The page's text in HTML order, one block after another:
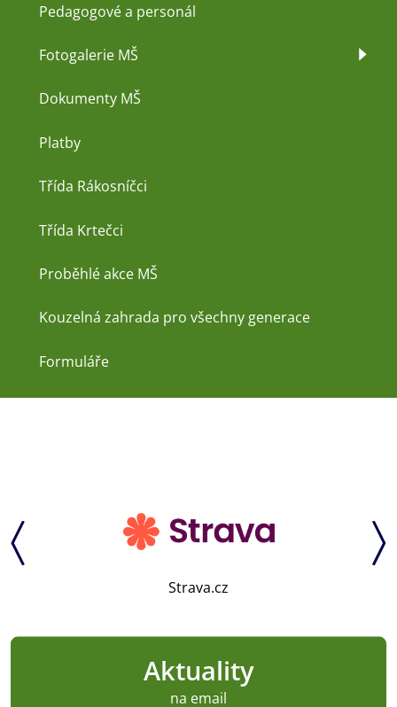
Pedagogové a personál
Fotogalerie MŠ
Dokumenty MŠ
Platby
Třída Rákosníčci
Třída Krtečci
Proběhlé akce MŠ
Kouzelná zahrada pro všechny generace
Formuláře
Strava.cz
Aktuality
na email